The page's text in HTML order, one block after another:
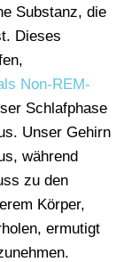
Substanz, die
Dieses
Non-REM-
Schlafphase
Unser Gehirn
während
zu den
Körper,
ermutigt